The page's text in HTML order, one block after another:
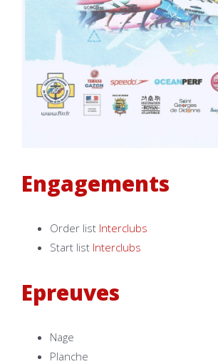
Engagements
Order list Interclubs
Start list Interclubs
Epreuves
Nage
Planche